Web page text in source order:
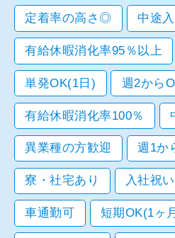
定着率の高さ◎ 中途
有給休暇消化率95％以上
単発OK(1日) 週2から
有給休暇消化率100％
異業種の方歓迎 週1か
寮・社宅あり 入社祝
車通勤可 短期OK(1ヶ